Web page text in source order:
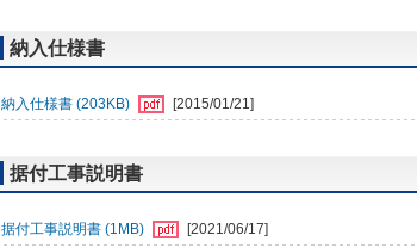
納入仕様書
納入仕様書 (203KB) [2015/01/21]
据付工事説明書
据付工事説明書 (1MB) [2021/06/17]